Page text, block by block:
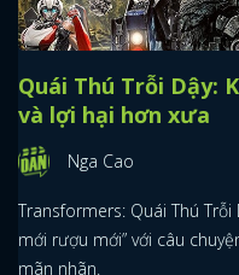
Quái Thú Trỗi Dậy:
và lợi hại hơn xưa
Nga Cao
Transformers: Quái Thú
mới rượu mới” với câu
mãn nhãn.